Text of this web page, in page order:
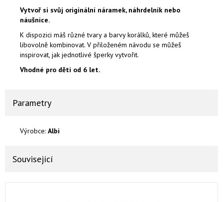
Vytvoř si svůj originální náramek, náhrdelník nebo
náušnice.
K dispozici máš různé tvary a barvy korálků, které můžeš
libovolně kombinovat. V přiloženém návodu se můžeš
inspirovat, jak jednotlivé šperky vytvořit.
Vhodné pro děti od 6 let.
Parametry
Výrobce: Albi
Související